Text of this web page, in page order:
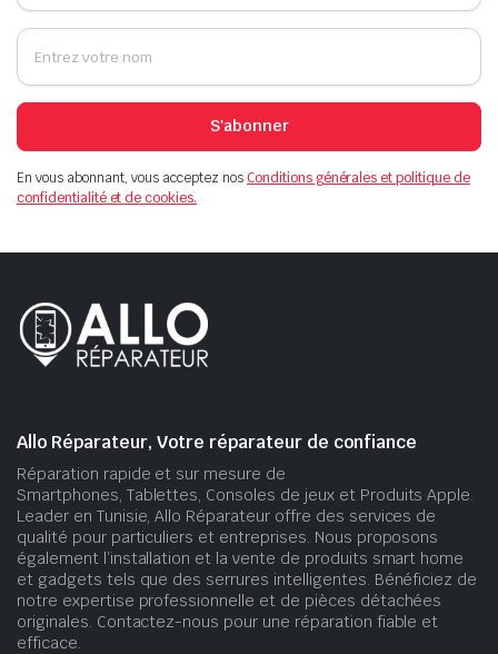
S'abonner
En vous abonnant, vous acceptez nosConditions générales et politique de
confidentialité et de cookies.
Allo Réparateur, Votre réparateur de confiance
Réparation rapide et sur mesure de
Smartphones, Tablettes, Consoles de jeux et Produits Apple.
Leader en Tunisie, Allo Réparateur offre des services de
qualité pour particuliers et entreprises. Nous proposons
également l’installation et la vente de produits smart home
et gadgets tels que des serrures intelligentes. Bénéficiez de
notre expertise professionnelle et de pièces détachées
originales. Contactez-nous pour une réparation fiable et
efficace.